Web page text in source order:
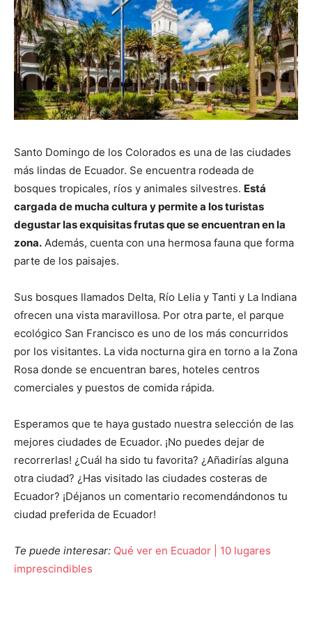
Santo Domingo de los Colorados es una de las ciudades
más lindas de Ecuador. Se encuentra rodeada de
bosques tropicales, ríos y animales silvestres. Está
cargada de mucha cultura y permite a los turistas
degustar las exquisitas frutas que se encuentran en la
zona. Además, cuenta con una hermosa fauna que forma
parte de los paisajes.
Sus bosques llamados Delta, Río Lelia y Tanti y La Indiana
ofrecen una vista maravillosa. Por otra parte, el parque
ecológico San Francisco es uno de los más concurridos
por los visitantes. La vida nocturna gira en torno a la Zona
Rosa donde se encuentran bares, hoteles centros
comerciales y puestos de comida rápida.
Esperamos que te haya gustado nuestra selección de las
mejores ciudades de Ecuador. ¡No puedes dejar de
recorrerlas! ¿Cuál ha sido tu favorita? ¿Añadirías alguna
otra ciudad? ¿Has visitado las ciudades costeras de
Ecuador? ¡Déjanos un comentario recomendándonos tu
ciudad preferida de Ecuador!
Te puede interesar: Qué ver en Ecuador | 10 lugares
imprescindibles